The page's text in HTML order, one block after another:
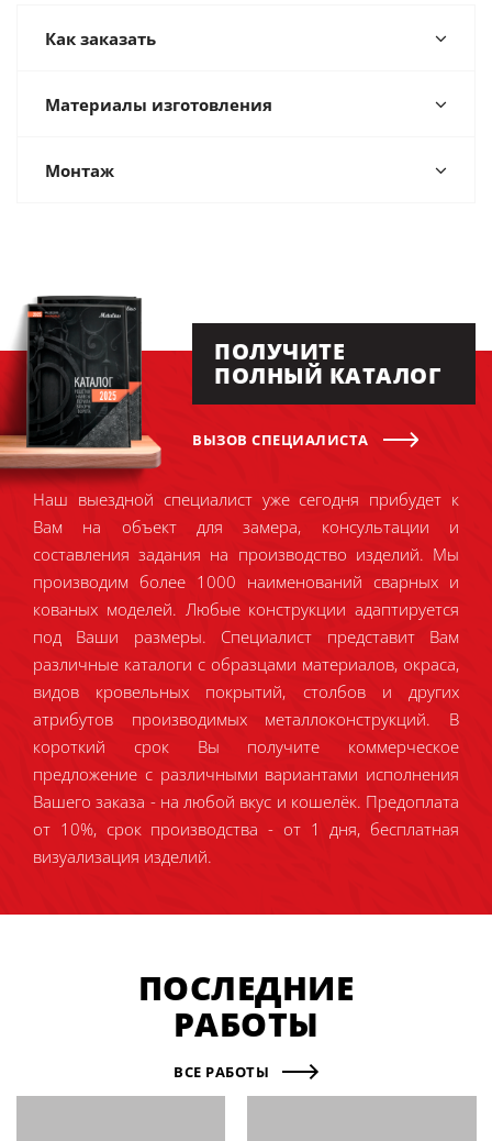
Как заказать
Материалы изготовления
Монтаж
ПОЛУЧИТЕ
ПОЛНЫЙ КАТАЛОГ
ВЫЗОВ СПЕЦИАЛИСТА
Наш выездной специалист уже сегодня прибудет к
Вам на объект для замера, консультации и
составления задания на производство изделий. Мы
производим более 1000 наименований сварных и
кованых моделей. Любые конструкции адаптируется
под Ваши размеры. Специалист представит Вам
различные каталоги с образцами материалов, окраса,
видов кровельных покрытий, столбов и других
атрибутов производимых металлоконструкций. В
короткий срок Вы получите коммерческое
предложение с различными вариантами исполнения
Вашего заказа - на любой вкус и кошелёк. Предоплата
от 10%, срок производства - от 1 дня, бесплатная
визуализация изделий.
ПОСЛЕДНИЕ
РАБОТЫ
ВСЕ РАБОТЫ